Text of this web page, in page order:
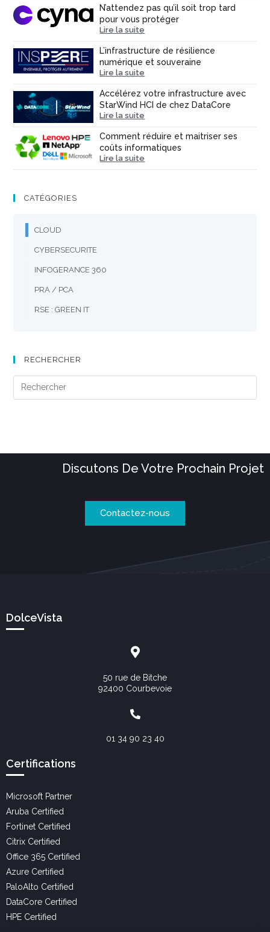
N’attendez pas qu’il soit trop tard
pour vous protéger
Lire la suite
L’infrastructure de résilience
numérique et souveraine
Lire la suite
Accélérez votre infrastructure avec
StarWind HCI de chez DataCore
Lire la suite
Comment réduire et maitriser ses
coûts informatiques
Lire la suite
CATÉGORIES
CLOUD
CYBERSECURITE
INFOGERANCE 360
PRA / PCA
RSE : GREEN IT
RECHERCHER
Discutons De Votre Prochain Projet
Contactez-nous
DolceVista
50 rue de Bitche
92400 Courbevoie
01 34 90 23 40
Certifications
Microsoft Partner
Aruba Certified
Fortinet Certified
Citrix Certified
Office 365 Certified
Azure Certified
PaloAlto Certified
DataCore Certified
HPE Certified